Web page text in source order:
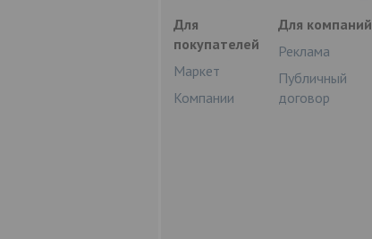
Для
покупателей
Маркет
Компании
Для компаний
Реклама
Публичный
договор